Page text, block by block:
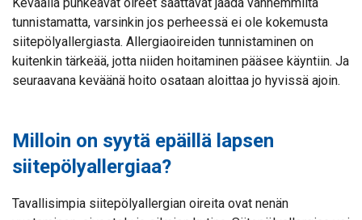
tunnistamatta, varsinkin jos perheessä ei ole kokemusta
siitepölyallergiasta. Allergiaoireiden tunnistaminen on
kuitenkin tärkeää, jotta niiden hoitaminen pääsee käyntiin. Ja
seuraavana keväänä hoito osataan aloittaa jo hyvissä ajoin.
Milloin on syytä epäillä lapsen
siitepölyallergiaa?
Tavallisimpia siitepölyallergian oireita ovat nenän